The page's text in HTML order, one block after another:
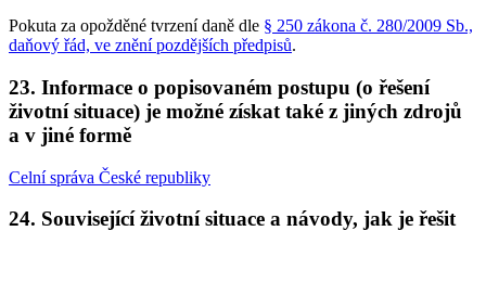
Pokuta za opožděné tvrzení daně dle § 250 zákona č. 280/2009 Sb.,
daňový řád, ve znění pozdějších předpisů.
23. Informace o popisovaném postupu (o řešení
životní situace) je možné získat také z jiných zdrojů
a v jiné formě
Celní správa České republiky
24. Související životní situace a návody, jak je řešit